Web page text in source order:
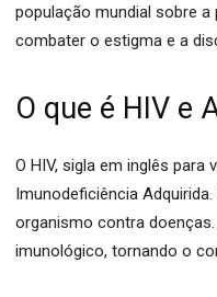
população mundial sobre a
combater o estigma e a
O que é HIV e
O HIV, sigla em inglês para
Imunodeficiência Adquirida.
organismo contra
imunológico, tornando o